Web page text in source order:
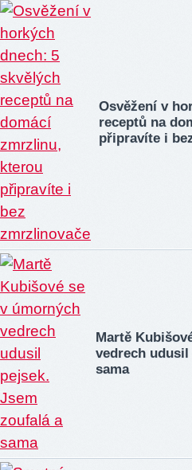
Osvěžení v
receptů na
připravíte i
Martě
vedrech udusil
sama